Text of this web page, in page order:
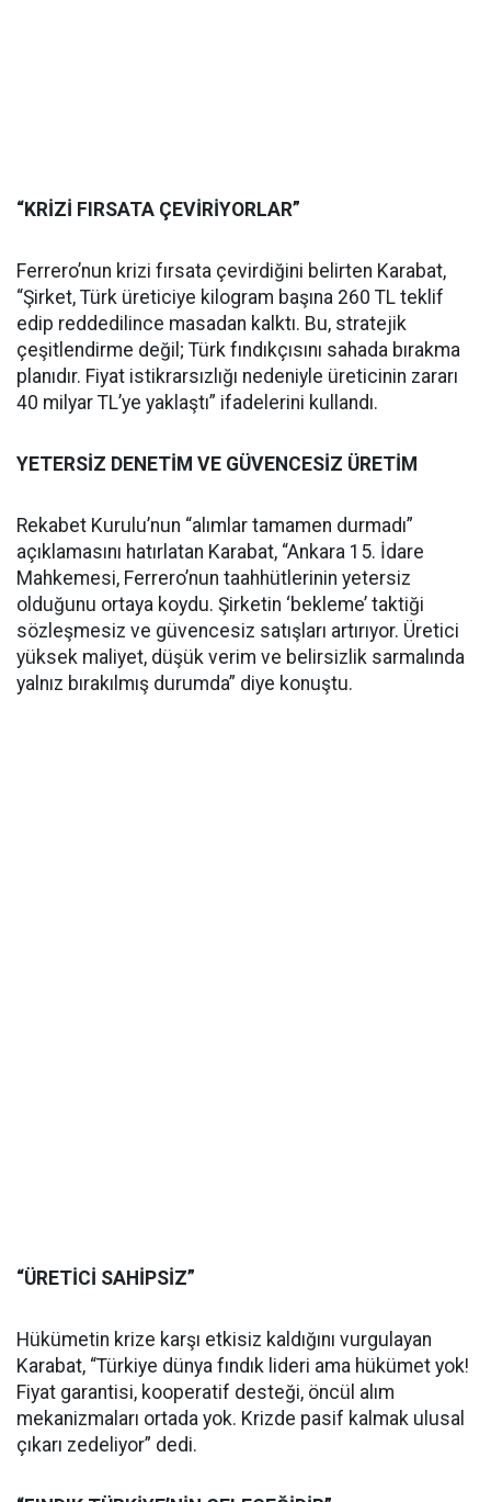
“KRİZİ FIRSATA ÇEVİRİYORLAR”
Ferrero’nun krizi fırsata çevirdiğini belirten Karabat,
“Şirket, Türk üreticiye kilogram başına 260 TL teklif
edip reddedilince masadan kalktı. Bu, stratejik
çeşitlendirme değil; Türk fındıkçısını sahada bırakma
planıdır. Fiyat istikrarsızlığı nedeniyle üreticinin zararı
40 milyar TL’ye yaklaştı” ifadelerini kullandı.
YETERSİZ DENETİM VE GÜVENCESİZ ÜRETİM
Rekabet Kurulu’nun “alımlar tamamen durmadı”
açıklamasını hatırlatan Karabat, “Ankara 15. İdare
Mahkemesi, Ferrero’nun taahhütlerinin yetersiz
olduğunu ortaya koydu. Şirketin ‘bekleme’ taktiği
sözleşmesiz ve güvencesiz satışları artırıyor. Üretici
yüksek maliyet, düşük verim ve belirsizlik sarmalında
yalnız bırakılmış durumda” diye konuştu.
“ÜRETİCİ SAHİPSİZ”
Hükümetin krize karşı etkisiz kaldığını vurgulayan
Karabat, “Türkiye dünya fındık lideri ama hükümet yok!
Fiyat garantisi, kooperatif desteği, öncül alım
mekanizmaları ortada yok. Krizde pasif kalmak ulusal
çıkarı zedeliyor” dedi.